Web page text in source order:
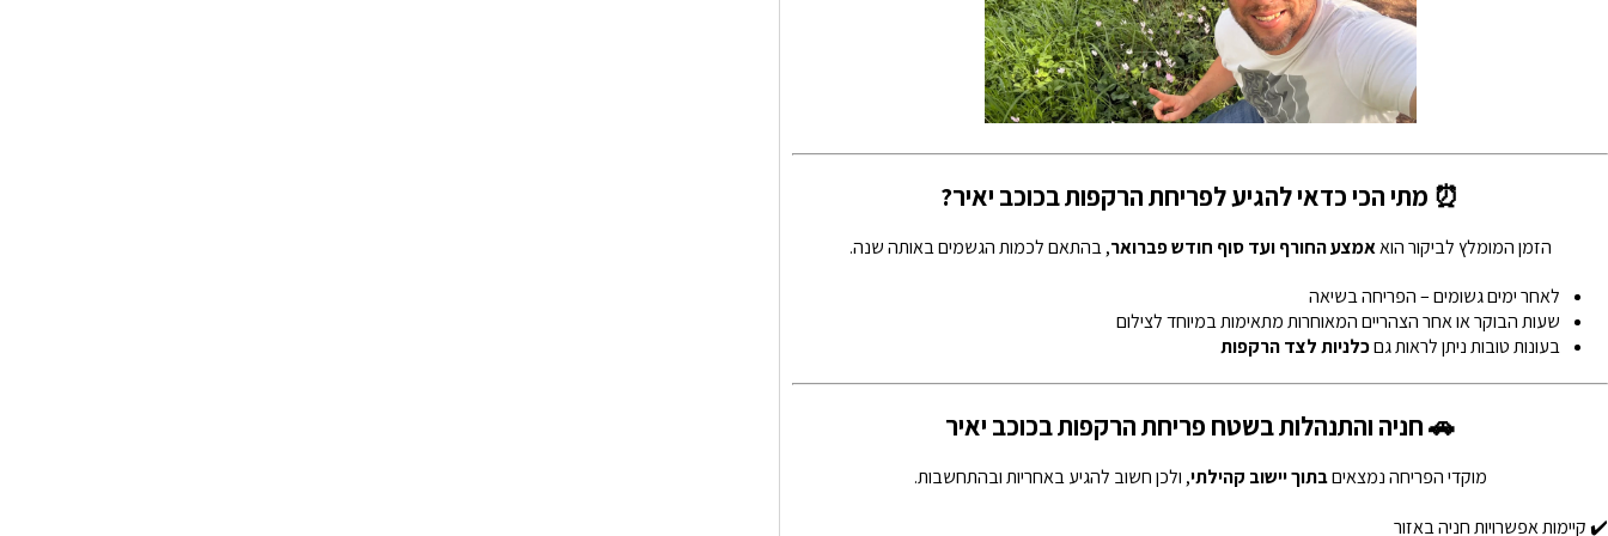
⏰ מתי הכי כדאי להגיע לפריחת הרקפות בכוכב יאיר?
הזמן המומלץ לביקור הואאמצע החורף ועד סוף חודש פברואר, בהתאם לכמות הגשמים באותה שנה.
לאחר ימים גשומים – הפריחה בשיאה
שעות הבוקר או אחר הצהריים המאוחרות מתאימות במיוחד לצילום
בעונות טובות ניתן לראות גםכלניות לצד הרקפות
🚗 חניה והתנהלות בשטח פריחת הרקפות בכוכב יאיר
מוקדי הפריחה נמצאיםבתוך יישוב קהילתי, ולכן חשוב להגיע באחריות ובהתחשבות.
✔️ קיימות אפשרויות חניה באזור